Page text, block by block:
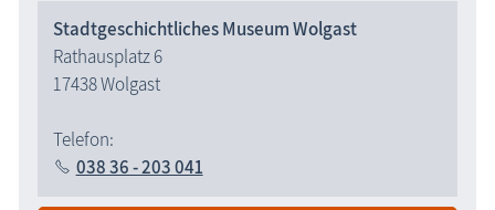
Stadtgeschichtliches Museum Wolgast
Rathausplatz 6
17438 Wolgast
Telefon:
038 36 - 203 041